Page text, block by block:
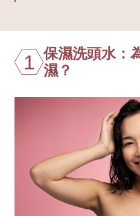
1 保濕洗頭水：
濕？